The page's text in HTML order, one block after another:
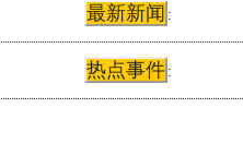
最新新闻 :
热点事件 :